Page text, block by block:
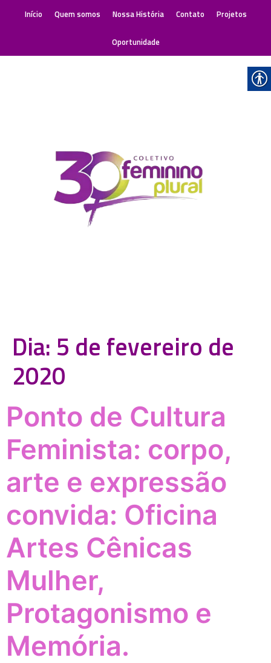
Início Quem somos Nossa História Contato Projetos
Oportunidade
Dia: 5 de fevereiro de
2020
Ponto de Cultura
Feminista: corpo,
arte e expressão
convida: Oficina
Artes Cênicas
Mulher,
Protagonismo e
Memória.